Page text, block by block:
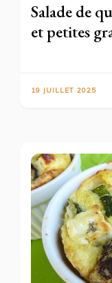
Salade de
et petites
19 JUILLET 2025